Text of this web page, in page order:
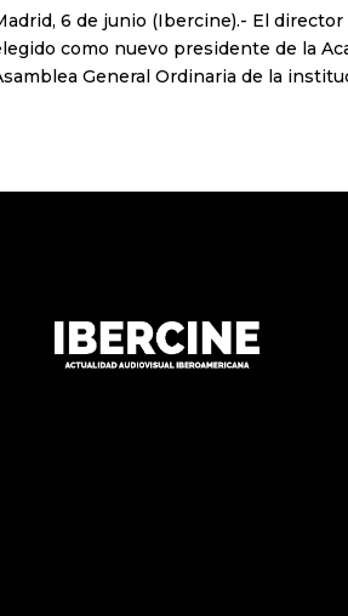
6 de junio (Ibercine).- El
como nuevo presidente de la
General Ordinaria de la